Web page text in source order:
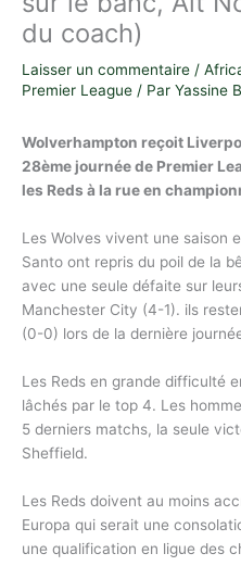
du coach)
Laisser un commentaire /
Premier League / Par Yassine
Wolverhampton reçoit
28ème journée de Premier
les Reds à la rue en
Les Wolves vivent une saison
Santo ont repris du poil de la
avec une seule défaite sur
Manchester City (4-1). ils
(0-0) lors de la dernière
Les Reds en grande difficulté
lâchés par le top 4. Les
5 derniers matchs, la seule
Sheffield.
Les Reds doivent au moins
Europa qui serait une
une qualification en ligue des